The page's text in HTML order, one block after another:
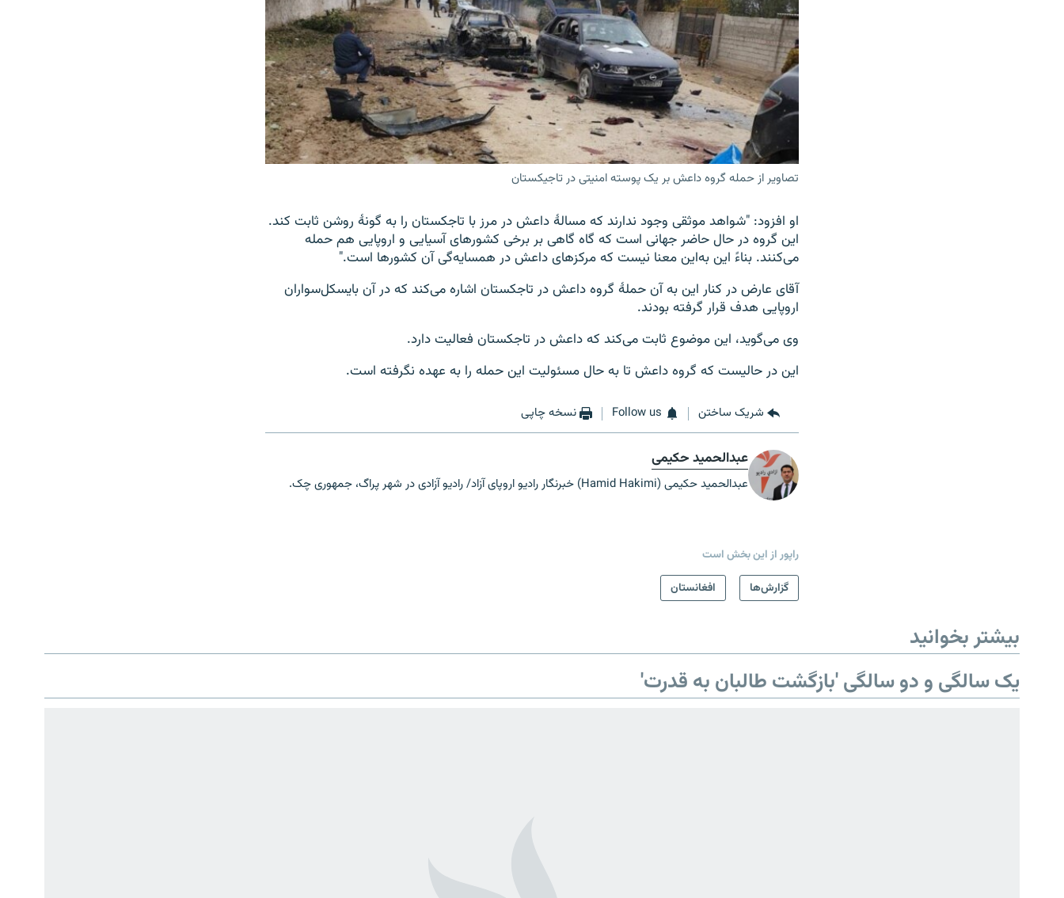
تصاویر از حمله گروه داعش بر یک پوسته امنیتی در تاجیکستان
او افزود: "شواهد موثقی وجود ندارند که مسالۀ داعش در مرز با تاجکستان را به گونۀ روشن ثابت کند.
این گروه در حال حاضر جهانی است که گاه گاهی بر برخی کشورهای آسیایی و اروپایی هم حمله
می‌کنند. بناءً این به‌این معنا نیست که مرکزهای داعش در همسایه‌گی آن کشورها است."
آقای عارض در کنار این به آن حملۀ گروه داعش در تاجکستان اشاره می‌کند که در آن بایسکل‌سواران
اروپایی هدف قرار گرفته بودند.
وی می‌گوید، این موضوع ثابت می‌کند که داعش در تاجکستان فعالیت دارد.
این در حالیست که گروه داعش تا به حال مسئولیت این حمله را به عهده نگرفته است.
شریک ساختن Follow us نسخه چاپی
عبدالحمید حکیمی
عبدالحمید حکیمی (Hamid Hakimi) خبرنگار رادیو اروپای آزاد/ رادیو آزادی در شهر پراگ، جمهوری چک.
راپور از این بخش است
گزارش‌ها
افغانستان
بیشتر بخوانید
یک سالگی و دو سالگی 'بازگشت طالبان به قدرت'